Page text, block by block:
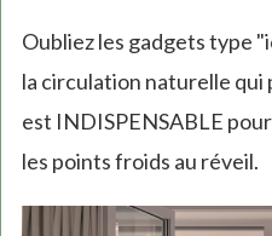
Oubliez les gadgets type
la circulation naturelle qui
est INDISPENSABLE
les points froids au réveil.